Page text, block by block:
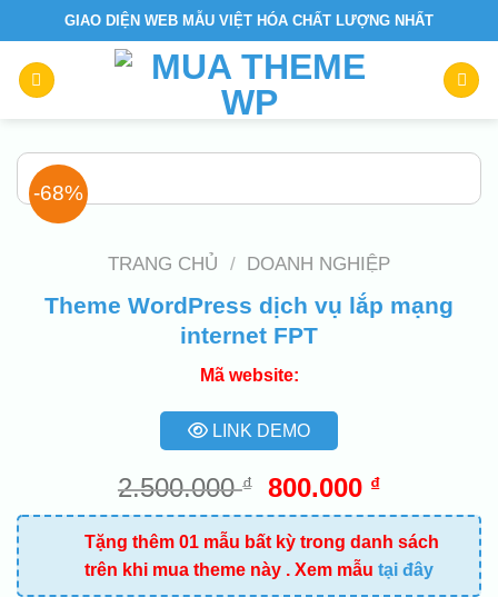
to
content
GIAO DIỆN WEB MẪU VIỆT HÓA CHẤT LƯỢNG NHẤT
-68%
TRANG CHỦ / DOANH NGHIỆP
Theme WordPress dịch vụ lắp mạng
internet FPT
Mã website:
LINK DEMO
2.500.000₫
Giá
gốc
là:
2.500.000 ₫.
800.000 ₫Giá
hiện
tại
là:
Tặng thêm 01 mẫu bất kỳ trong danh sách
trên khi mua theme này . Xem mẫu tại đây